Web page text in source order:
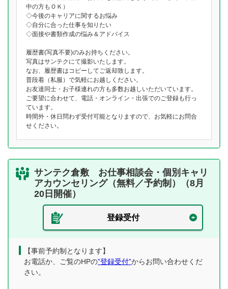
中の方もＯＫ）
◇今後のキャリアに関するお悩み
◇自分に合った仕事を知りたい
◇面接や書類作成の悩み＆アドバイス
履歴書(写真不要)のみお持ちください。
写真はサンテクにて撮影いたします。
なお、履歴書はコピーしてご返却致します。
普段着（私服）で気軽にお越しください。
お友達同士・お子様連れの方も多数お越しいただいています。
ご要望に合わせて、電話・オンライン・出張でのご登録も行っ
ています。
時間外・休日問わず受付可能となりますので、お気軽にお問合
せください。
サンテク倉敷 お仕事相談会・個別キャリ
アカウンセリング（無料／予約制）（8月
20日開催）
登録受付
【事前予約制となります】
お電話か、ご覧のHPの”登録受付”からお問い合わせくだ
さい。